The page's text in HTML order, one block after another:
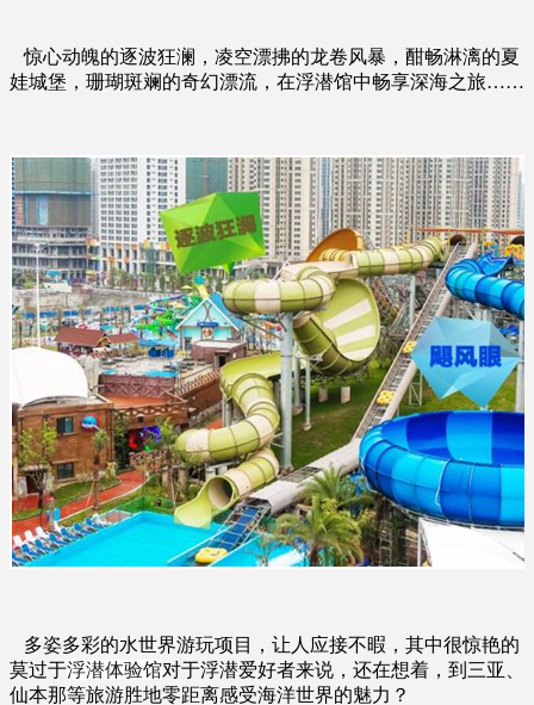
惊心动魄的逐波狂澜，凌空漂拂的龙卷风暴，酣畅淋漓的夏
娃城堡，珊瑚斑斓的奇幻漂流，在浮潜馆中畅享深海之旅……
多姿多彩的水世界游玩项目，让人应接不暇，其中很惊艳的
莫过于浮潜体验馆对于浮潜爱好者来说，还在想着，到三亚、
仙本那等旅游胜地零距离感受海洋世界的魅力？